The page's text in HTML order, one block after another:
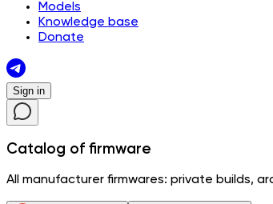
Models
Knowledge base
Donate
Sign in
Catalog of firmware
All manufacturer firmwares: private builds,